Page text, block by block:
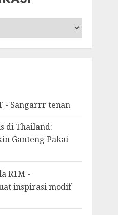
- Sangarrr tenan
di Thailand:
Ganteng Pakai
R1M -
inspirasi modif